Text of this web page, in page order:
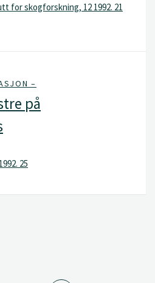
for skogforskning, 12 1992. 21
–
på
25